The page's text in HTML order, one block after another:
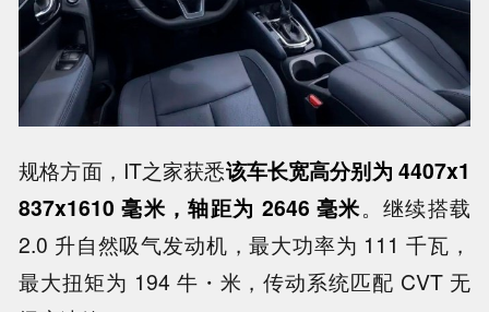
规格方面，IT之家获悉该车长宽高分别为 4407x1
837x1610 毫米，轴距为 2646 毫米。继续搭载
2.0 升自然吸气发动机，最大功率为 111 千瓦，
最大扭矩为 194 牛・米，传动系统匹配 CVT 无